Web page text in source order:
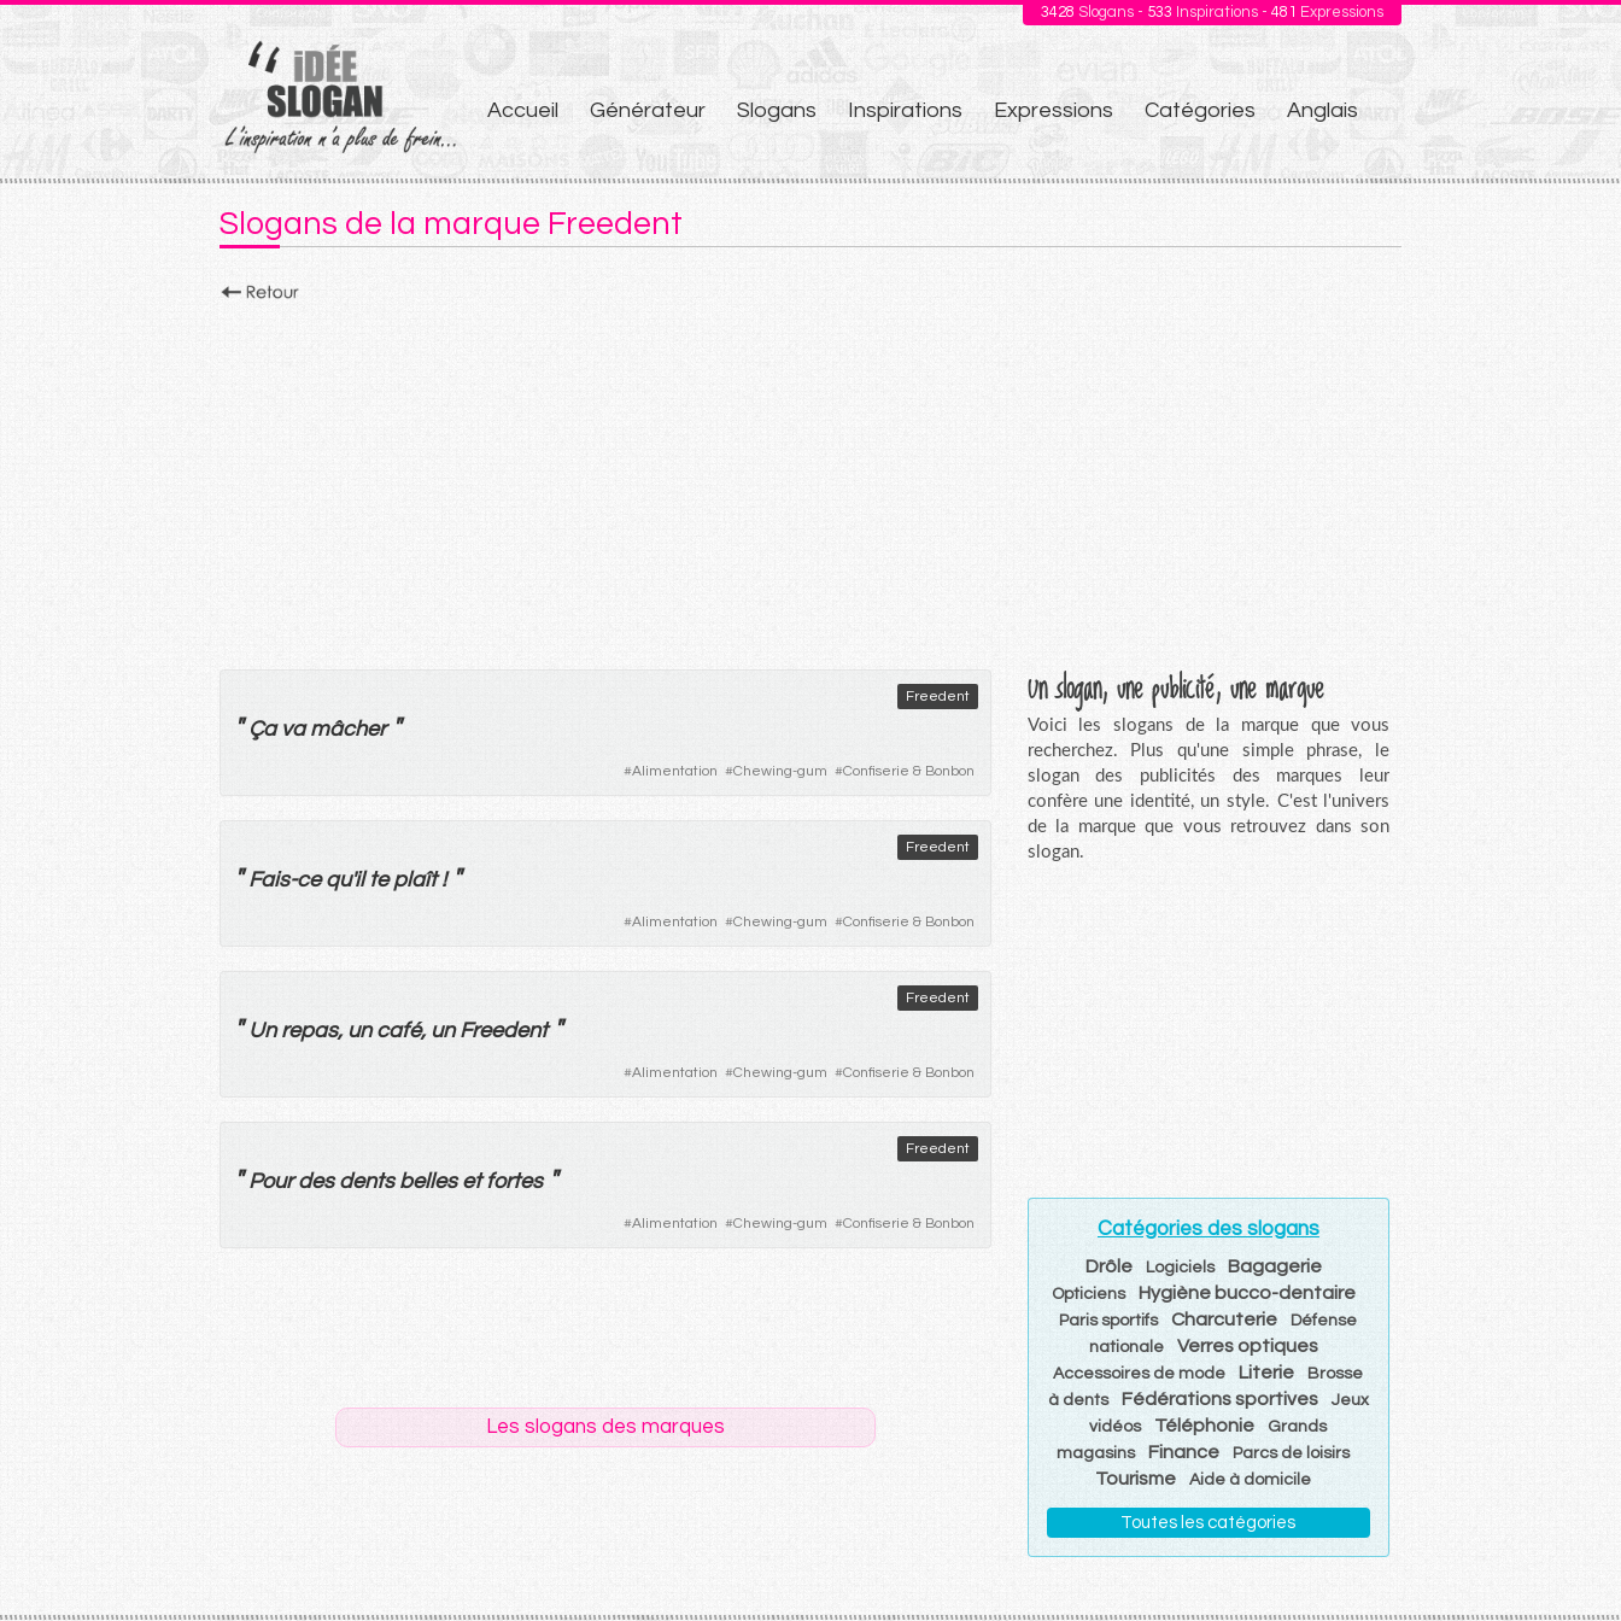
3428 Slogans - 533 Inspirations - 481 Expressions
Aller
au
contenu
Accueil Générateur Slogans Inspirations Expressions Catégories Anglais
Slogans de la marque Freedent
Freedent
" Ça va mâcher "
#Alimentation #Chewing-gum #Confiserie & Bonbon
Freedent
" Fais-cequ'il te plaît! "
#Alimentation #Chewing-gum #Confiserie & Bonbon
Freedent
" Un repas, un café, unFreedent "
#Alimentation #Chewing-gum #Confiserie & Bonbon
Freedent
" Pour des dents belles et fortes "
#Alimentation #Chewing-gum #Confiserie & Bonbon
Les slogans des marques
Un slogan, une publicité, une marque
Voici les slogans de la marque que vous
recherchez. Plus qu'une simple phrase, le
slogan des publicités des marques leur
confère une identité, un style. C'est l'univers
de la marque que vous retrouvez dans son
slogan.
Catégories des slogans
Drôle Logiciels Bagagerie
Opticiens Hygiène bucco-dentaire
Paris sportifs Charcuterie
Défense
nationale
Verres optiques
Accessoires de mode Literie
Brosse
à dents
Fédérations sportives
Jeux
vidéos
Téléphonie
Grands
magasins
Finance Parcs de loisirs
Tourisme Aide à domicile
Toutes les catégories